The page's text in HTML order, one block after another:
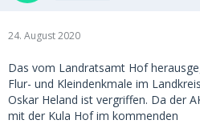
24. August 2020
Das vom Landratsamt Hof
Flur- und Kleindenkmale im
Oskar Heland ist vergriffen. Da der
mit der Kula Hof im kommenden